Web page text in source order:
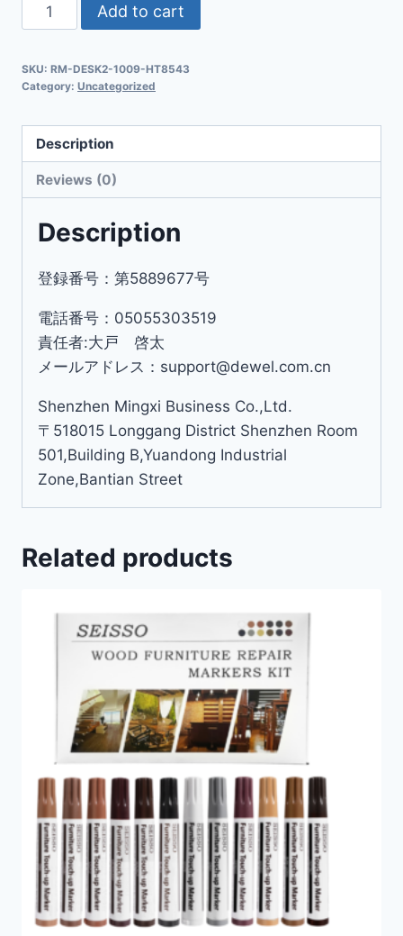
Add to cart
SKU: RM-DESK2-1009-HT8543
Category: Uncategorized
Description
Reviews (0)
Description
登録番号：第5889677号
電話番号：05055303519
責任者:大戸 啓太
メールアドレス：support@dewel.com.cn
Shenzhen Mingxi Business Co.,Ltd.
〒518015 Longgang District Shenzhen Room
501,Building B,Yuandong Industrial
Zone,Bantian Street
Related products